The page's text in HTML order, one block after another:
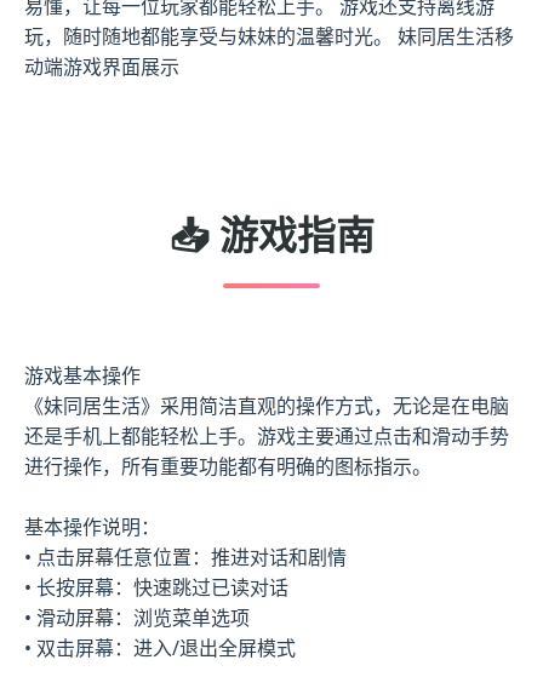
易懂，让每一位玩家都能轻松上手。 游戏还支持离线游
玩，随时随地都能享受与妹妹的温馨时光。 妹同居生活移
动端游戏界面展示
📥 游戏指南
游戏基本操作
《妹同居生活》采用简洁直观的操作方式，无论是在电脑
还是手机上都能轻松上手。游戏主要通过点击和滑动手势
进行操作，所有重要功能都有明确的图标指示。
基本操作说明：
• 点击屏幕任意位置：推进对话和剧情
• 长按屏幕：快速跳过已读对话
• 滑动屏幕：浏览菜单选项
• 双击屏幕：进入/退出全屏模式